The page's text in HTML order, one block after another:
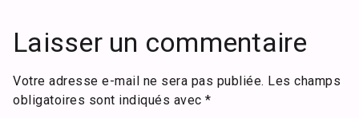
Laisser un commentaire
Votre adresse e-mail ne sera pas publiée. Les champs
obligatoires sont indiqués avec *